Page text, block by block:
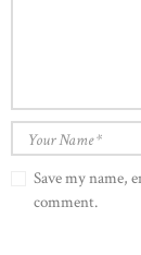
Save my name,
comment.